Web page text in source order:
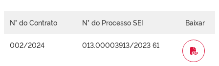
N° do Contrato N° do Processo SEI Baixar
002/2024 013.00003913/2023 61
WORD